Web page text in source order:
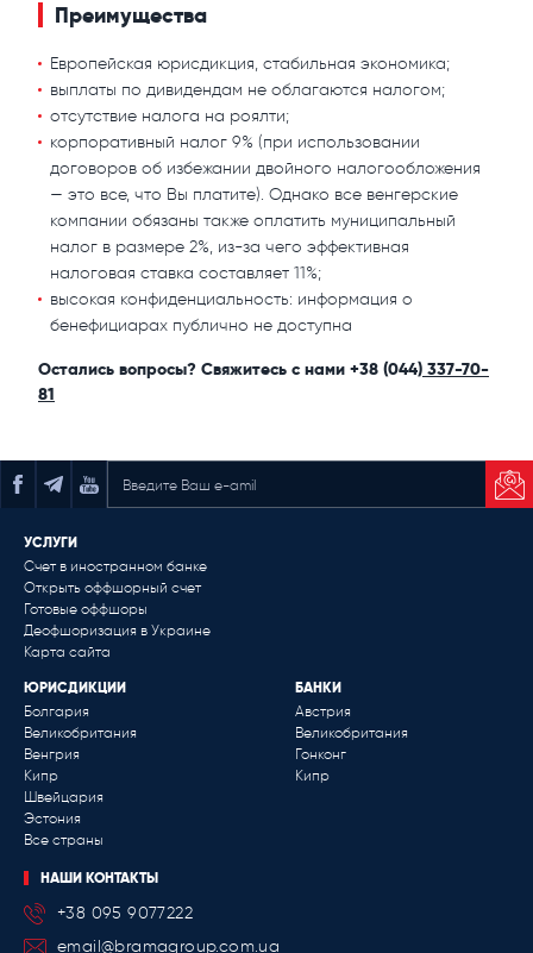
Преимущества
Европейская юрисдикция, стабильная экономика;
выплаты по дивидендам не облагаются налогом;
отсутствие налога на роялти;
корпоративный налог 9% (при использовании
договоров об избежании двойного налогообложения
— это все, что Вы платите). Однако все венгерские
компании обязаны также оплатить муниципальный
налог в размере 2%, из-за чего эффективная
налоговая ставка составляет 11%;
высокая конфиденциальность: информация о
бенефициарах публично не доступна
Остались вопросы? Свяжитесь с нами +38 (044) 337-70-
81
УСЛУГИ
Счет в иностранном банке
Открыть оффшорный счет
Готовые оффшоры
Деофшоризация в Украине
Карта сайта
ЮРИСДИКЦИИ
Болгария
Великобритания
Венгрия
Кипр
Швейцария
Эстония
Все страны
БАНКИ
Австрия
Великобритания
Гонконг
Кипр
НАШИ КОНТАКТЫ
+38 095 9077222
email@bramagroup.com.ua